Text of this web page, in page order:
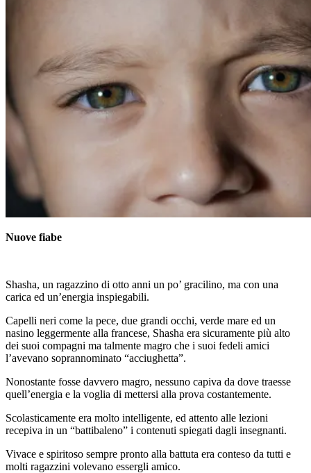
Nuove fiabe
Shasha, un ragazzino di otto anni un po’ gracilino, ma con una
carica ed un’energia inspiegabili.
Capelli neri come la pece, due grandi occhi, verde mare ed un
nasino leggermente alla francese, Shasha era sicuramente più alto
dei suoi compagni ma talmente magro che i suoi fedeli amici
l’avevano soprannominato “acciughetta”.
Nonostante fosse davvero magro, nessuno capiva da dove traesse
quell’energia e la voglia di mettersi alla prova costantemente.
Scolasticamente era molto intelligente, ed attento alle lezioni
recepiva in un “battibaleno” i contenuti spiegati dagli insegnanti.
Vivace e spiritoso sempre pronto alla battuta era conteso da tutti e
molti ragazzini volevano essergli amico.